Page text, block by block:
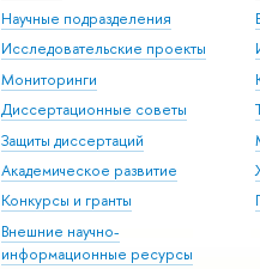
Научные подразделения
Исследовательские проекты
Мониторинги
Диссертационные советы
Защиты диссертаций
Академическое развитие
Конкурсы и гранты
Внешние научно-
информационные ресурсы